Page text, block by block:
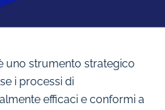
uno strumento strategico
i processi di
efficaci e conformi a